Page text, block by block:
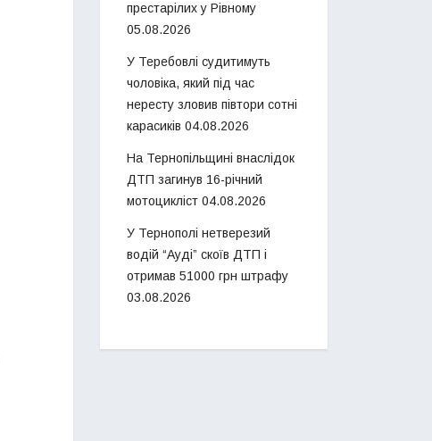
престарілих у Рівному
05.08.2026
У Теребовлі судитимуть
чоловіка, який під час
нересту зловив півтори сотні
карасиків 04.08.2026
На Тернопільщині внаслідок
ДТП загинув 16-річний
мотоцикліст 04.08.2026
У Тернополі нетверезий
водій “Ауді” скоїв ДТП і
отримав 51000 грн штрафу
03.08.2026